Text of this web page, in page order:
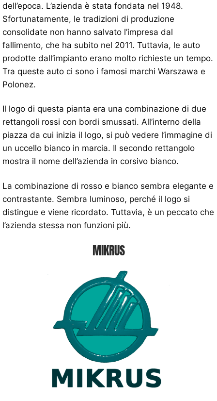
dell’epoca. L’azienda è stata fondata nel 1948.
Sfortunatamente, le tradizioni di produzione
consolidate non hanno salvato l’impresa dal
fallimento, che ha subito nel 2011. Tuttavia, le auto
prodotte dall’impianto erano molto richieste un tempo.
Tra queste auto ci sono i famosi marchi Warszawa e
Polonez.
Il logo di questa pianta era una combinazione di due
rettangoli rossi con bordi smussati. All’interno della
piazza da cui inizia il logo, si può vedere l’immagine di
un uccello bianco in marcia. Il secondo rettangolo
mostra il nome dell’azienda in corsivo bianco.
La combinazione di rosso e bianco sembra elegante e
contrastante. Sembra luminoso, perché il logo si
distingue e viene ricordato. Tuttavia, è un peccato che
l’azienda stessa non funzioni più.
MIKRUS